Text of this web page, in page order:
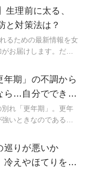
です。今まで使った
選べばいいか悩まし
安心かもしれませ
していたブランドな
ン100％のトップシ
ーガニックコットン
さしさを追求した吸
生理前に太る、
と対策法は？
るための最新情報を女
お届けします。だる
もになくなっていく
。PMSの症状がある人
いると言われていま
響があるほどのPMS
との報告もあります
期」の不調から
ら…自分でできる
れ「更年期」。更年
いときなのである程
う方もいれば、外出
方も。PMS（生理前
期症状が強くでるケ
巡りが悪いか
冷えやほてりを緩